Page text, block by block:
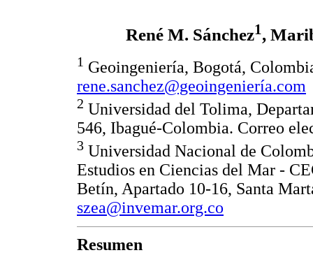
René M. Sánchez1,
1 Geoingeniería, Bogotá,
rene.sanchez@geoingeniería.com
2 Universidad del Tolima,
546, Ibagué-Colombia. Correo
3 Universidad Nacional de
Estudios en Ciencias del Mar -
Betín, Apartado 10-16, Santa
szea@invemar.org.co
Resumen